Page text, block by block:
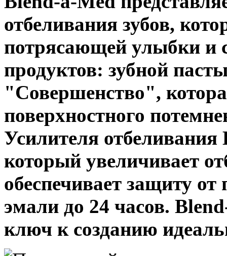
отбеливания зубов,
потрясающей улыбки и
продуктов: зубной
"Совершенство",
поверхностного
Усилителя
который увеличивает
обеспечивает защиту
эмали до 24 часов.
ключ к созданию